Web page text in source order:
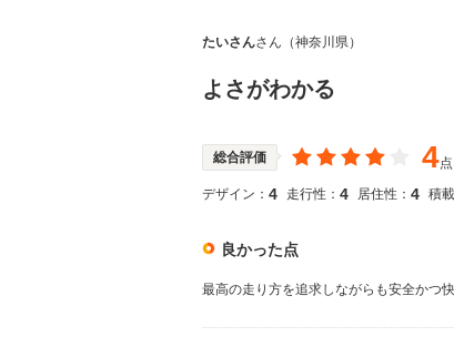
たいさんさん（神奈川県）
よさがわかる
総合評価 4点
デザイン： 4 走行性： 4 居住性： 4 積
良かった点
最高の走り方を追求しながらも安全かつ